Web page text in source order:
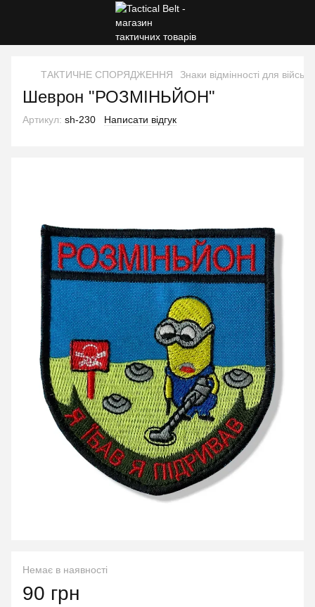
ТАКТИЧНЕ СПОРЯДЖЕННЯ Знаки відмінності для
Шеврон "РОЗМІНЬЙОН"
Артикул: sh-230 Написати відгук
Немає в наявності
90 грн